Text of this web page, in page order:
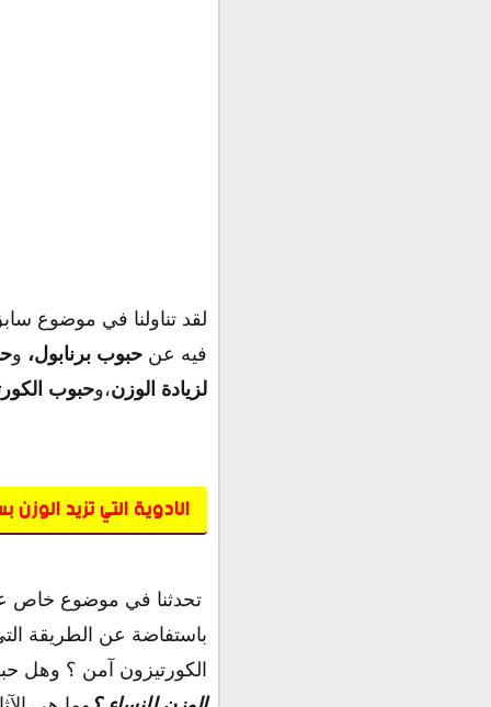
لقد تناولنا في موضوع
فيه عن حبوب برنابول، و
لزيادة الوزن،وحبوب
الادوية التي تزيد
تحدثنا في موضوع خاص
باستفاضة عن الطريقة
الكورتيزون آمن ؟ وهل